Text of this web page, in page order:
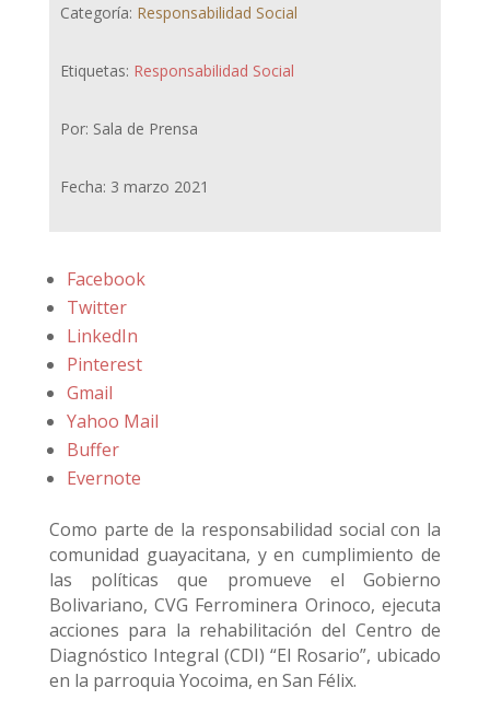
Categoría: Responsabilidad Social
Etiquetas: Responsabilidad Social
Por: Sala de Prensa
Fecha: 3 marzo 2021
Facebook
Twitter
LinkedIn
Pinterest
Gmail
Yahoo Mail
Buffer
Evernote
Como parte de la responsabilidad social con la
comunidad guayacitana, y en cumplimiento de
las políticas que promueve el Gobierno
Bolivariano, CVG Ferrominera Orinoco, ejecuta
acciones para la rehabilitación del Centro de
Diagnóstico Integral (CDI) “El Rosario”, ubicado
en la parroquia Yocoima, en San Félix.